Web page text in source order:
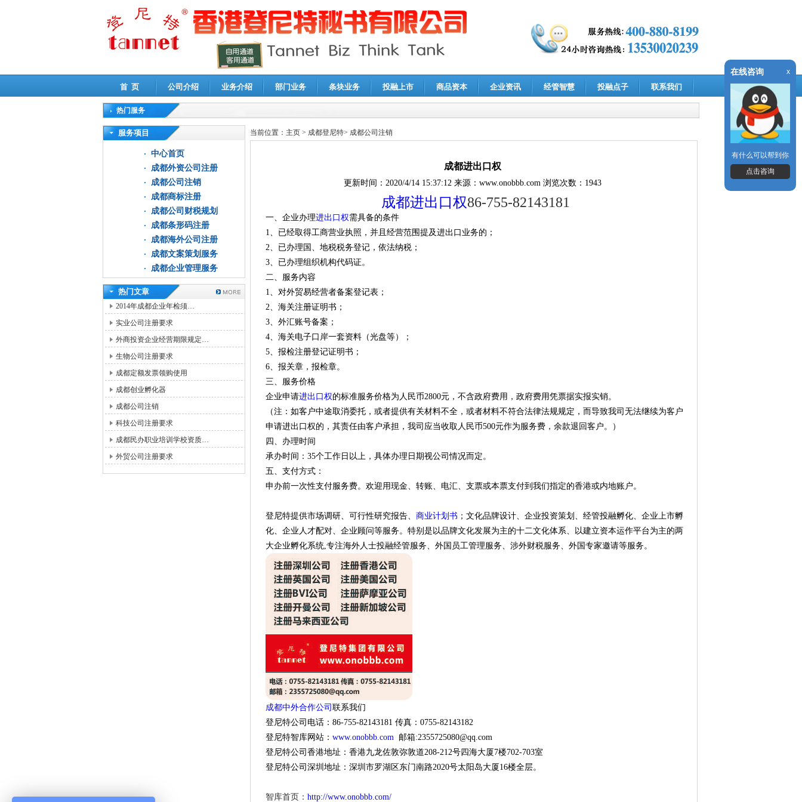
首 页 公司介绍 业务介绍 部门业务 条块业务 投融上市 商品资本 企业资讯 经管智慧 投融点子 联系我们
热门服务
高新技术企业认定审计|企业所得税汇算清缴申报鉴证
服务项目
中心首页
成都外资公司注册
成都公司注销
成都商标注册
成都公司财税规划
成都条形码注册
成都海外公司注册
成都文案策划服务
成都企业管理服务
热门文章
2014年成都企业年检须…
实业公司注册要求
外商投资企业经营期限规定…
生物公司注册要求
成都定额发票领购使用
成都创业孵化器
成都公司注销
科技公司注册要求
成都民办职业培训学校资质…
外贸公司注册要求
当前位置： 主页 > 成都登尼特> 成都公司注销
成都进出口权
更新时间： 2020/4/14 15:37:12来源： www.onobbb.com浏览次数：1943
成都进出口权86-755-82143181
一、企业办理进出口权需具备的条件
1、已经取得工商营业执照，并且经营范围提及进出口业务的；
2、已办理国、地税税务登记，依法纳税；
3、已办理组织机构代码证。
二、服务内容
1、对外贸易经营者备案登记表；
2、海关注册证明书；
3、外汇账号备案；
4、海关电子口岸一套资料（光盘等）；
5、报检注册登记证明书；
6、报关章，报检章。
三、服务价格
企业申请进出口权的标准服务价格为人民币2800元，不含政府费用，政府费用凭票据实报实销。
（注：如客户中途取消委托，或者提供有关材料不全，或者材料不符合法律法规规定，而导致我司无法继续为客户
申请进出口权的，其责任由客户承担，我司应当收取人民币500元作为服务费，余款退回客户。）
四、办理时间
承办时间：35个工作日以上，具体办理日期视公司情况而定。
五、支付方式：
申办前一次性支付服务费。欢迎用现金、转账、电汇、支票或本票支付到我们指定的香港或内地账户。
登尼特提供市场调研、可行性研究报告、 商业计划书 ；文化品牌设计、企业投资策划、经管投融孵化、企业上市孵
化、企业人才配对、企业顾问等服务。特别是以品牌文化发展为主的十二文化体系、以建立资本运作平台为主的两
大企业孵化系统,专注海外人士投融经管服务、外国员工管理服务、涉外财税服务、外国专家邀请等服务。
成都中外合作公司 联系我们
登尼特公司电话：86-755-82143181 传真：0755-82143182
登尼特智库网站： www.onobbb.com 邮箱:2355725080@qq.com
登尼特公司 香港地址：香港九龙佐敦弥敦道208-212号四海大厦7楼702-703室
登尼特公司 深圳 地址：深圳市罗湖区东门南路2020号太阳岛大厦16楼全层。
智库首页： http://www.onobbb.com/
在线咨询 x
有什么可以帮到你
点击咨询